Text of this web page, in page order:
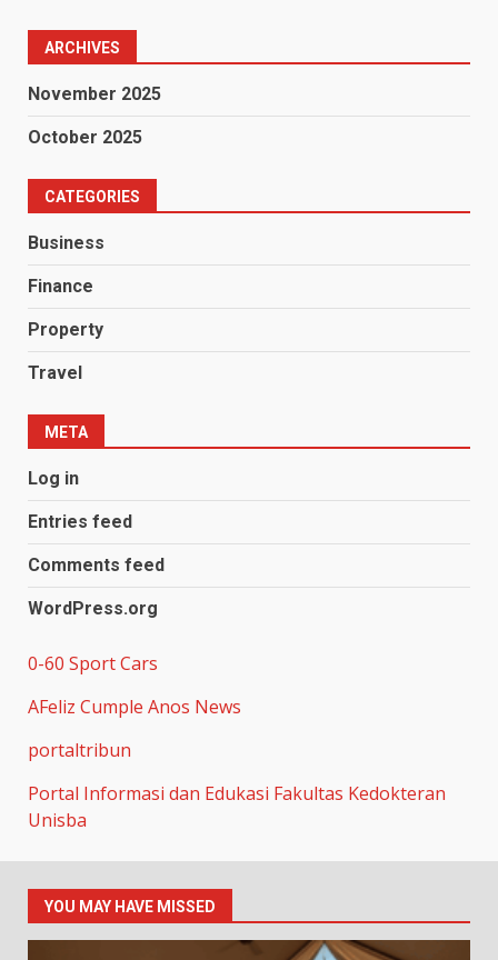
ARCHIVES
November 2025
October 2025
CATEGORIES
Business
Finance
Property
Travel
META
Log in
Entries feed
Comments feed
WordPress.org
0-60 Sport Cars
AFeliz Cumple Anos News
portaltribun
Portal Informasi dan Edukasi Fakultas Kedokteran
Unisba
YOU MAY HAVE MISSED